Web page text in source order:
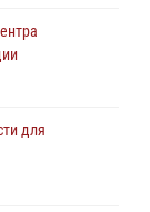
в розыск
кражи в
для